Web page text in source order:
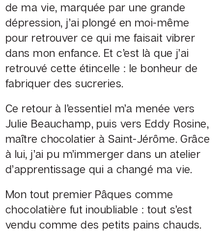
de ma vie, marquée par une grande
dépression, j’ai plongé en moi-même
pour retrouver ce qui me faisait vibrer
dans mon enfance. Et c’est là que j’ai
retrouvé cette étincelle : le bonheur de
fabriquer des sucreries.
Ce retour à l’essentiel m’a menée vers
Julie Beauchamp, puis vers Eddy Rosine,
maître chocolatier à Saint-Jérôme. Grâce
à lui, j’ai pu m’immergerdans un atelier
d’apprentissage qui a changé ma vie.
Mon tout premier Pâques comme
chocolatière fut inoubliable : tout s’est
vendu comme des petits pains chauds.
Beljade